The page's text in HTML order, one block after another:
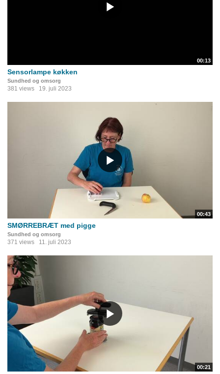
00:13
Sensorlampe køkken
Sundhed og omsorg
381 views 19. juli 2023
00:43
SMØRREBRÆT med pigge
Sundhed og omsorg
371 views 11. juli 2023
00:21